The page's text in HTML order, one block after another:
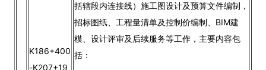
K186+400
-K207+19
括辖段内连接线）施工图设计及预算文件编制，
招标图纸、工程量清单及控制价编制、BIM建
模、设计评审及后续服务等工作，主要内容包
括：